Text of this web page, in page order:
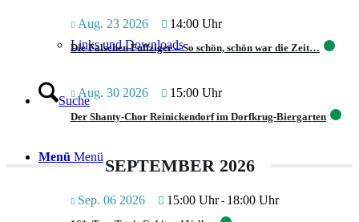
Links und Downloads
Suche
Menü Menü
Aug. 23 2026 14:00 Uhr
Die Falschen Fuffziger – So schön, schön war die Zeit…
Aug. 30 2026 15:00 Uhr
Der Shanty-Chor Reinickendorf im Dorfkrug-Biergarten
SEPTEMBER 2026
Sep. 06 2026 15:00 Uhr- 18:00 Uhr